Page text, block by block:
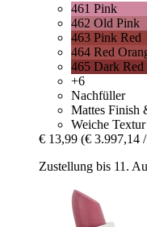
461 Pink
462 Old Pink
463 Pink Red
464 Red
465 Dark Red
+6
Nachfüller
Mattes Finish
Weiche Textur
€ 13,99 (€ 3.997,14
Zustellung bis 11.